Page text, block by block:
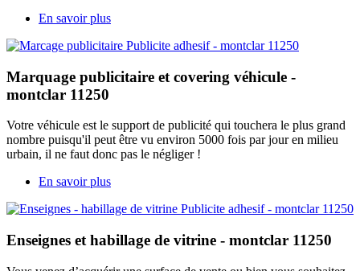
En savoir plus
Marquage publicitaire et covering véhicule -
montclar 11250
Votre véhicule est le support de publicité qui touchera le plus grand
nombre puisqu'il peut être vu environ 5000 fois par jour en milieu
urbain, il ne faut donc pas le négliger !
En savoir plus
Enseignes et habillage de vitrine - montclar 11250